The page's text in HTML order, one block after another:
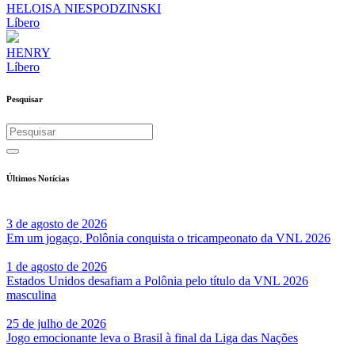
HELOISA NIESPODZINSKI
Líbero
HENRY
Líbero
Pesquisar
Últimos Notícias
3 de agosto de 2026
Em um jogaço, Polônia conquista o tricampeonato da VNL 2026
1 de agosto de 2026
Estados Unidos desafiam a Polônia pelo título da VNL 2026
masculina
25 de julho de 2026
Jogo emocionante leva o Brasil à final da Liga das Nações